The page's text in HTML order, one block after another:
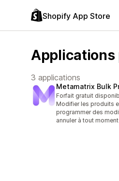
Shopify App Store
Applications
3 applications
Metamatrix Bulk
Forfait gratuit
Modifier les produits
programmer des
annuler à tout moment